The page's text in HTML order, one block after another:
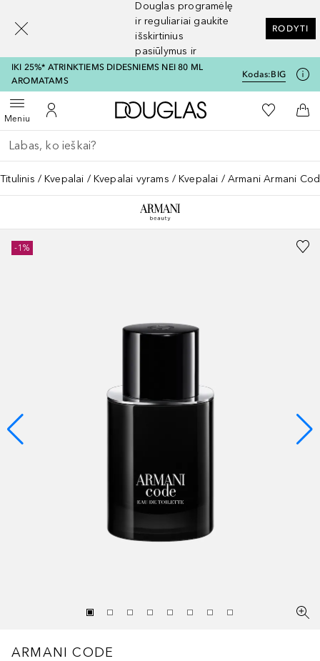
Douglas programėlę
ir reguliariai gaukite
išskirtinius
pasiūlymus ir
nuolaidas
RODYTI
IKI 25%* ATRINKTIEMS DIDESNIEMS NEI 80 ML
AROMATAMS
Kodas:BIG
MeniuAtidaryti meniuĮ mano paskyrą
Į Douglas pagrindinį
Į mano
Į
Grįžk atgal
Vykdykite paiešką
Titulinis Kvepalai Kvepalai vyrams Kvepalai Armani Armani
-1%
ARMANI CODE
[navigation.slideout.screenreader]